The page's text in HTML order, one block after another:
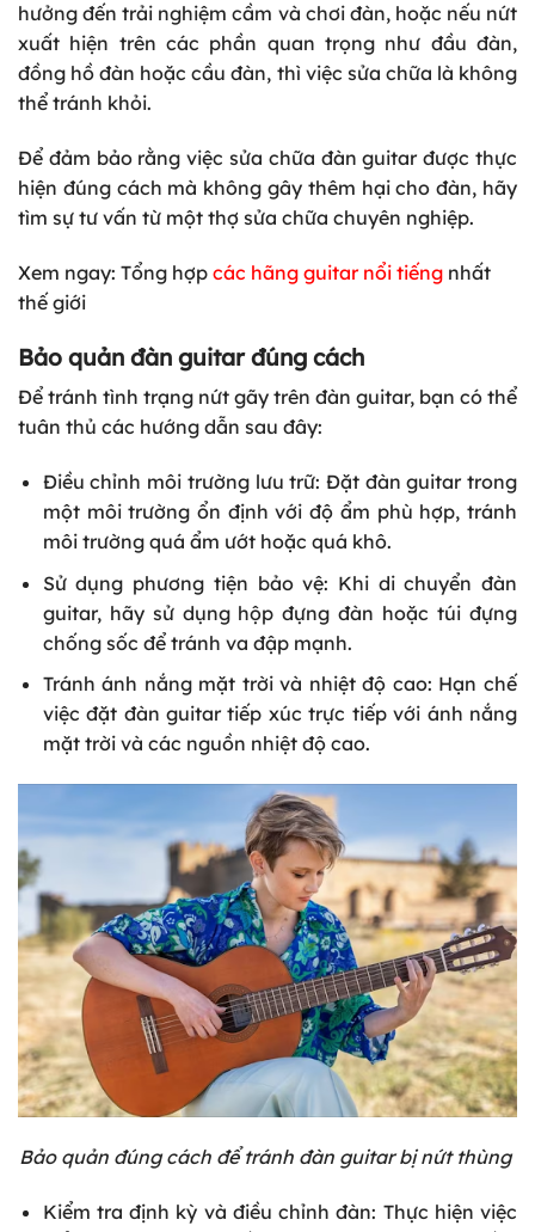
hưởng đến trải nghiệm cầm và chơi đàn, hoặc nếu nứt
xuất hiện trên các phần quan trọng như đầu đàn,
đồng hồ đàn hoặc cầu đàn, thì việc sửa chữa là không
thể tránh khỏi.
Để đảm bảo rằng việc sửa chữa đàn guitar được thực
hiện đúng cách mà không gây thêm hại cho đàn, hãy
tìm sự tư vấn từ một thợ sửa chữa chuyên nghiệp.
Xem ngay: Tổng hợp các hãng guitar nổi tiếng nhất
thế giới
Bảo quản đàn guitar đúng cách
Để tránh tình trạng nứt gãy trên đàn guitar, bạn có thể
tuân thủ các hướng dẫn sau đây:
Điều chỉnh môi trường lưu trữ: Đặt đàn guitar trong
một môi trường ổn định với độ ẩm phù hợp, tránh
môi trường quá ẩm ướt hoặc quá khô.
Sử dụng phương tiện bảo vệ: Khi di chuyển đàn
guitar, hãy sử dụng hộp đựng đàn hoặc túi đựng
chống sốc để tránh va đập mạnh.
Tránh ánh nắng mặt trời và nhiệt độ cao: Hạn chế
việc đặt đàn guitar tiếp xúc trực tiếp với ánh nắng
mặt trời và các nguồn nhiệt độ cao.
Bảo quản đúng cách để tránh đàn guitar bị nứt thùng
Kiểm tra định kỳ và điều chỉnh đàn: Thực hiện việc